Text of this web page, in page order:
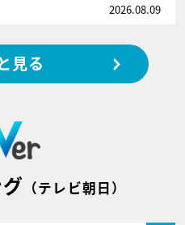
2026.08.09
見る
（テレビ朝日）